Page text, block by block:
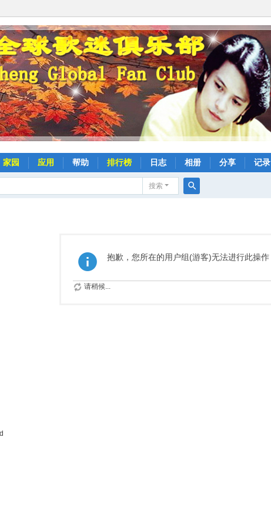
家园 应用 帮助 排行榜 日志 相册 分享 记录
搜索
抱歉，您所在的用户组(游客)无法进行此操作
请稍候...